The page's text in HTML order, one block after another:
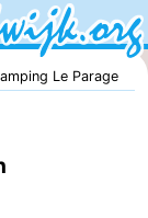
Le Parage